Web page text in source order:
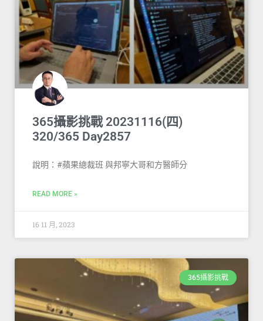
365攝影挑戰 20231116(四)
320/365 Day2857
說明：#蘋果總裁班 與邦寧大哥和方醫師分
READ MORE »
16 11 月, 2023
365攝影挑戰